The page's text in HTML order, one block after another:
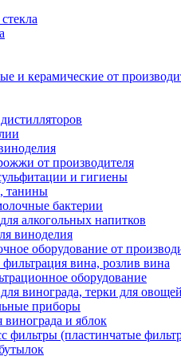
и керамические от
от производителя
и гигиены
танины
бактерии
алкогольных напитков
виноделия
оборудование от
вина, розлив вина
оборудование
винограда, терки для
приборы
винограда и яблок
фильтры (пластинчатые